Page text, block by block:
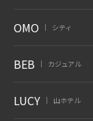
OMO シティ
BEB カジュアル
LUCY 山ホテル